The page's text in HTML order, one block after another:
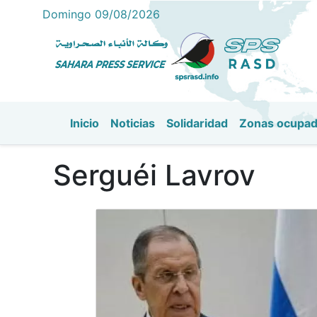
Domingo 09/08/2026
Inicio Noticias Solidaridad Zonas
Serguéi Lavrov